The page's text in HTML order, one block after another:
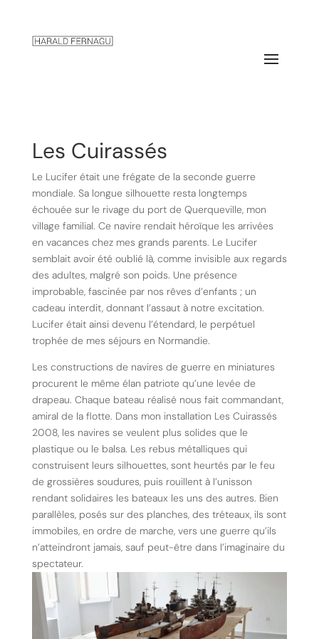
Les Cuirassés
Le Lucifer était une frégate de la seconde guerre
mondiale. Sa longue silhouette resta longtemps
échouée sur le rivage du port de Querqueville, mon
village familial. Ce navire rendait héroïque les arrivées
en vacances chez mes grands parents. Le Lucifer
semblait avoir été oublié là, comme invisible aux regards
des adultes, malgré son poids. Une présence
improbable, fascinée par nos rêves d’enfants ; un
cadeau interdit, donnant l’assaut à notre excitation.
Lucifer était ainsi devenu l’étendard, le perpétuel
trophée de mes séjours en Normandie.
Les constructions de navires de guerre en miniatures
procurent le même élan patriote qu’une levée de
drapeau. Chaque bateau réalisé nous fait commandant,
amiral de la flotte. Dans mon installation Les Cuirassés
2008, les navires se veulent plus solides que le
plastique ou le balsa. Les rebus métalliques qui
construisent leurs silhouettes, sont heurtés par le feu
de grossières soudures, puis rouillent à l’unisson
rendant solidaires les bateaux les uns des autres. Bien
parallèles, posés sur des planches, des tréteaux, ils sont
immobiles, en ordre de marche, vers une guerre qu’ils
n’atteindront jamais, sauf peut-être dans l’imaginaire du
spectateur.